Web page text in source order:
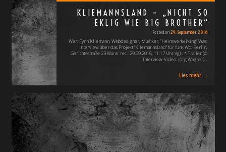
KLIEMANNSLAND – „NICHT SO
EKLIG WIE BIG BROTHER“
Posted on29. September 2016
Wer: Fynn Kliemann, Webdesigner, Musiker, "Heimwerkerking" Was:
Interview über das Projekt "Kliemannsland" für funk Wo: Berlin,
Gerichtsstraße 23 Wann: rec.: 29.09.2016, 11:17 Uhr Vgl.: * Trailer (©
Interview-Video: Jörg Wagner)…
Lies mehr ...